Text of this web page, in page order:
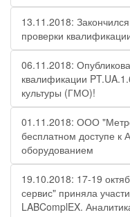
13.11.2018:
проверки
06.11.2018:
квалификации
культуры (ГМО)!
01.11.2018: ООО
бесплатном доступе
оборудованием
19.10.2018: 17-19
сервис" приняла
LABComplEX.